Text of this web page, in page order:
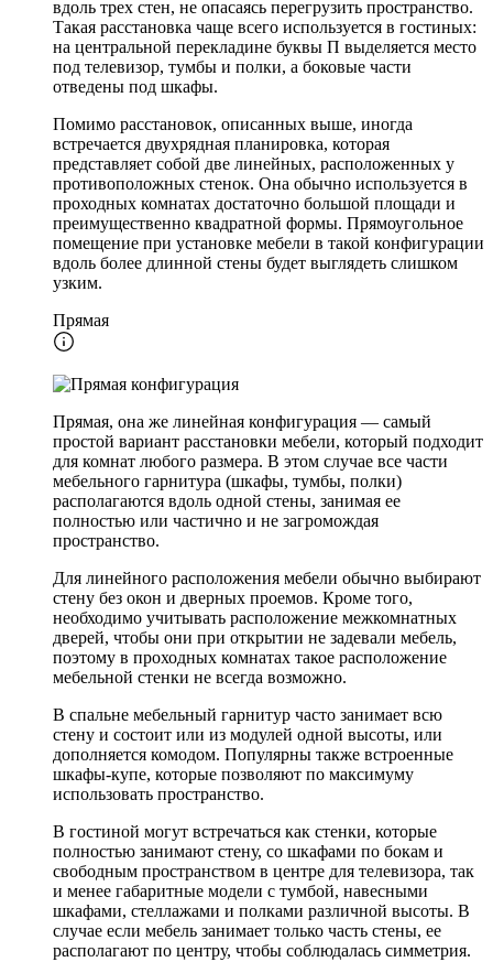
вдоль трех стен, не опасаясь перегрузить пространство.
Такая расстановка чаще всего используется в гостиных:
на центральной перекладине буквы П выделяется место
под телевизор, тумбы и полки, а боковые части
отведены под шкафы.
Помимо расстановок, описанных выше, иногда
встречается двухрядная планировка, которая
представляет собой две линейных, расположенных у
противоположных стенок. Она обычно используется в
проходных комнатах достаточно большой площади и
преимущественно квадратной формы. Прямоугольное
помещение при установке мебели в такой конфигурации
вдоль более длинной стены будет выглядеть слишком
узким.
Прямая
Прямая, она же линейная конфигурация — самый
простой вариант расстановки мебели, который подходит
для комнат любого размера. В этом случае все части
мебельного гарнитура (шкафы, тумбы, полки)
располагаются вдоль одной стены, занимая ее
полностью или частично и не загромождая
пространство.
Для линейного расположения мебели обычно выбирают
стену без окон и дверных проемов. Кроме того,
необходимо учитывать расположение межкомнатных
дверей, чтобы они при открытии не задевали мебель,
поэтому в проходных комнатах такое расположение
мебельной стенки не всегда возможно.
В спальне мебельный гарнитур часто занимает всю
стену и состоит или из модулей одной высоты, или
дополняется комодом. Популярны также встроенные
шкафы-купе, которые позволяют по максимуму
использовать пространство.
В гостиной могут встречаться как стенки, которые
полностью занимают стену, со шкафами по бокам и
свободным пространством в центре для телевизора, так
и менее габаритные модели с тумбой, навесными
шкафами, стеллажами и полками различной высоты. В
случае если мебель занимает только часть стены, ее
располагают по центру, чтобы соблюдалась симметрия.